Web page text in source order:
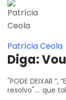
Patrícia Ceola
Diga:
"PODE DEIXAR ”,
resolvo".... que